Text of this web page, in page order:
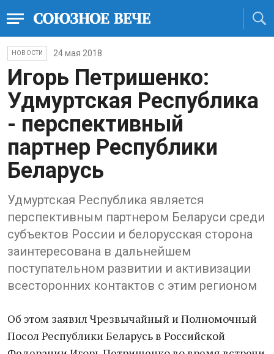
НОВОСТИ 24 мая 2018
Игорь Петришенко:
Удмуртская Республика
- перспективный
партнер Республики
Беларусь
Удмуртская Республика является
перспективным партнером Беларуси среди
субъектов России и белорусская сторона
заинтересована в дальнейшем
поступательном развитии и активизации
всесторонних контактов с этим регионом
Об этом заявил Чрезвычайный и Полномочный
Посол Республики Беларусь в Российской